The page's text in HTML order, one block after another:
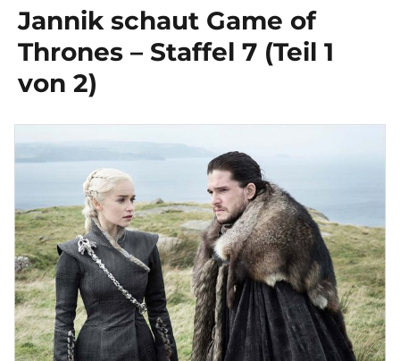
Jannik schaut Game of
Thrones – Staffel 7 (Teil 1
von 2)